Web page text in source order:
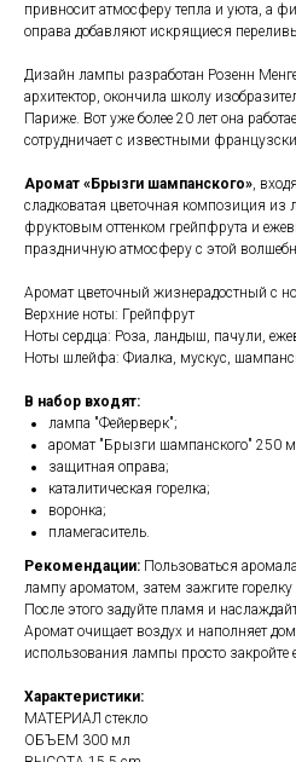
привносит атмосферу тепла и уюта, а
оправа добавляют искрящиеся
Дизайн лампы разработан Розенн
архитектор, окончила школу
Париже. Вот уже более 20 лет она
сотрудничает с известными
Аромат «Брызги шампанского»,
сладковатая цветочная композиция
фруктовым оттенком грейпфрута и
праздничную атмосферу с этой
Аромат цветочный жизнерадостный с
Верхние ноты: Грейпфрут
Ноты сердца: Роза, ландыш, пачули,
Ноты шлейфа: Фиалка, мускус,
В набор входят:
лампа "Фейерверк";
аромат "Брызги шампанского" 250
защитная оправа;
каталитическая горелка;
воронка;
пламегаситель.
Рекомендации: Пользоваться
лампу ароматом, затем зажгите
После этого задуйте пламя и
Аромат очищает воздух и наполняет
использования лампы просто закройте
Характеристики:
МАТЕРИАЛ стекло
ОБЪЕМ 300 мл